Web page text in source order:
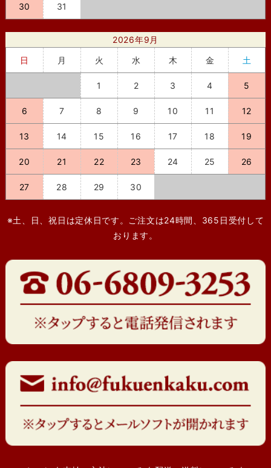
30 31
2026年9月
日
月 火 水 木 金 土
1 2 3 4 5
6 7 8 9 10 11 12
13 14 15 16 17 18 19
20 21 22 23 24 25 26
27 28 29 30
※土、日、祝日は定休日です。ご注文は24時間、365日受付して
おります。